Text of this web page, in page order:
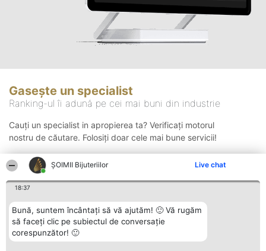
ŞOIMII Bijuteriilor Live chat
18:37
Bună, suntem încântați să vă ajutăm! 🙂 Vă rugăm
să faceți clic pe subiectul de conversație
corespunzător! 🙂
Gasește un specialist
Ranking-ul îi adună pe cei mai buni din industrie
Cauți un specialist in apropierea ta? Verificați motorul
nostru de căutare. Folosiți doar cele mai bune servicii!